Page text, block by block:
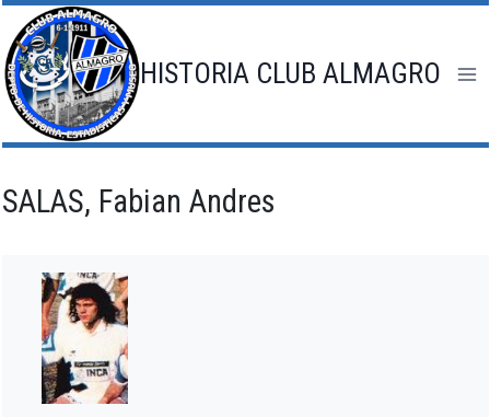
Saltar
al
contenido
HISTORIA CLUB ALMAGRO
SALAS, Fabian Andres